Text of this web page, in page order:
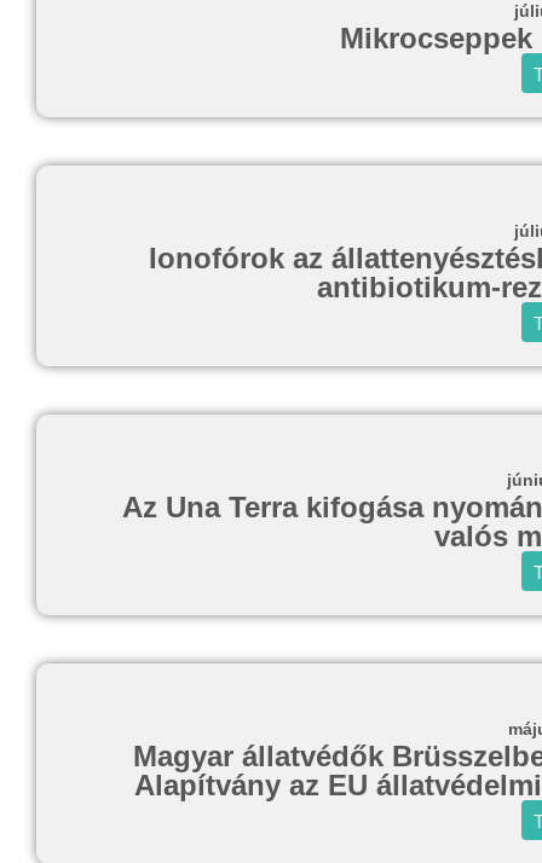
Mikrocseppek
Ionofórok az
antibiotikum-
Az Una Terra kifogása
valós
Magyar állatvédők
Alapítvány az EU